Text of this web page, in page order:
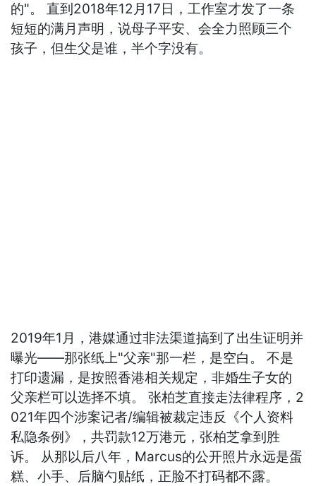
的"。 直到2018年12月17日，工作室才发了一条
短短的满月声明，说母子平安、会全力照顾三个
孩子，但生父是谁，半个字没有。
2019年1月，港媒通过非法渠道搞到了出生证明并
曝光——那张纸上"父亲"那一栏，是空白。 不是
打印遗漏，是按照香港相关规定，非婚生子女的
父亲栏可以选择不填。 张柏芝直接走法律程序，2
021年四个涉案记者/编辑被裁定违反《个人资料
私隐条例》，共罚款12万港元，张柏芝拿到胜
诉。 从那以后八年，Marcus的公开照片永远是蛋
糕、小手、后脑勺贴纸，正脸不打码都不露。